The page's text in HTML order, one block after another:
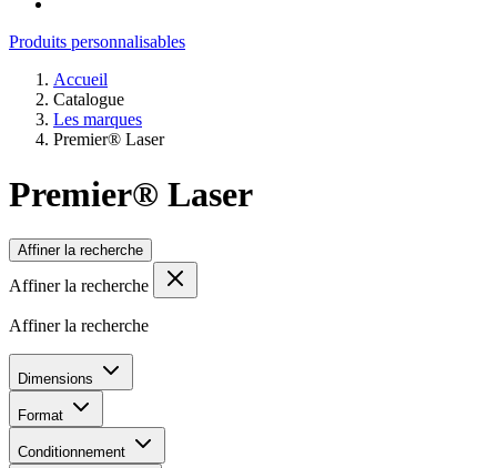
Produits personnalisables
Accueil
Catalogue
Les marques
Premier® Laser
Premier® Laser
Affiner la recherche
Affiner la recherche
Affiner la recherche
Dimensions
Format
Conditionnement